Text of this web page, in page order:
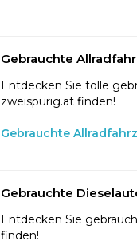
Gebrauchte
Entdecken Sie tolle
zweispurig.at finden!
Gebrauchte
Gebrauchte
Entdecken Sie
finden!